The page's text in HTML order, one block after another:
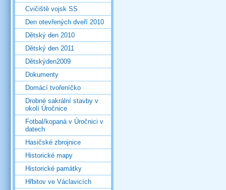
Cvičiště vojsk SS
Den otevřených dveří 2010
Dětský den 2010
Dětský den 2011
Dětskýden2009
Dokumenty
Domácí tvořeníčko
Drobné sakrální stavby v
okolí Úročnice
Fotbal/kopaná v Úročnici v
datech
Hasičské zbrojnice
Historické mapy
Historické památky
Hřbitov ve Václavicích